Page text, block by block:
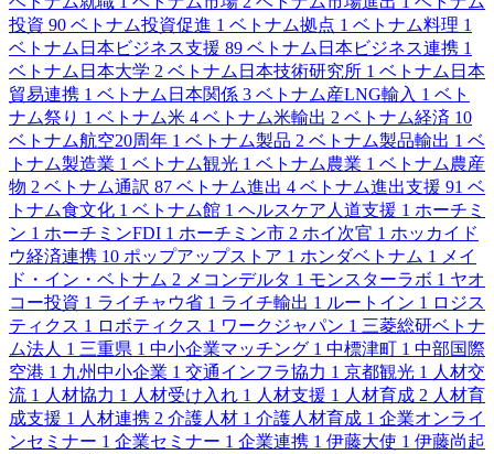
投資 90 ベトナム投資促進 1 ベトナム拠点 1 ベトナム料理 1
ベトナム日本ビジネス支援 89 ベトナム日本ビジネス連携 1
ベトナム日本大学 2 ベトナム日本技術研究所 1 ベトナム日本
貿易連携 1 ベトナム日本関係 3 ベトナム産LNG輸入 1 ベト
ナム祭り 1 ベトナム米 4 ベトナム米輸出 2 ベトナム経済 10
ベトナム航空20周年 1 ベトナム製品 2 ベトナム製品輸出 1 ベ
トナム製造業 1 ベトナム観光 1 ベトナム農業 1 ベトナム農産
物 2 ベトナム通訳 87 ベトナム進出 4 ベトナム進出支援 91 ベ
トナム食文化 1 ベトナム館 1 ヘルスケア人道支援 1 ホーチミ
ン 1 ホーチミンFDI 1 ホーチミン市 2 ホイ次官 1 ホッカイド
ウ経済連携 10 ポップアップストア 1 ホンダベトナム 1
メイ
ド・イン・ベトナム 2 メコンデルタ 1 モンスターラボ 1 ヤオ
コー投資 1 ライチャウ省 1 ライチ輸出 1 ルートイン 1 ロジス
ティクス 1 ロボティクス 1 ワークジャパン 1 三菱総研ベトナ
ム法人 1 三重県 1 中小企業マッチング 1 中標津町 1 中部国際
空港 1 九州中小企業 1 交通インフラ協力 1 京都観光 1 人材交
流 1 人材協力 1 人材受け入れ 1 人材支援 1 人材育成 2 人材育
成支援 1 人材連携 2 介護人材 1 介護人材育成 1 企業オンライ
ンセミナー 1 企業セミナー 1 企業連携 1 伊藤大使 1 伊藤尚起